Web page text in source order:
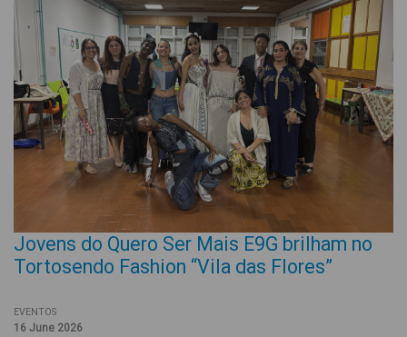
Jovens do Quero Ser Mais E9G brilham no
Tortosendo Fashion “Vila das Flores”
EVENTOS
16 June 2026